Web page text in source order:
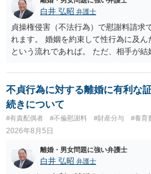
白井 弘昭 弁護士
貞操権侵害（不法行為）で慰謝料請求
れます。 婚姻を約束して性行為に及ん
という流れであれば。 ただ、相手が
性も認められそうですので、あまり慰
われます。 一度、最寄りの弁護士に
不貞行為に対する離婚に有利な
続きについて
#有責配偶者 #不倫慰謝料 #財産分与 #養育
2026年8月5日
離婚・男女問題に強い弁護士
白井 弘昭 弁護士